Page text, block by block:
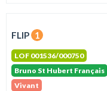
FLIP 1
LOF 001536/000750
Bruno St Hubert Français
Vivant